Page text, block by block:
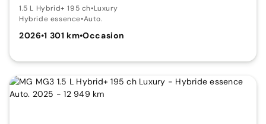
1.5 L Hybrid+ 195 ch•Luxury
Hybride essence•Auto.
2026•1 301 km•Occasion